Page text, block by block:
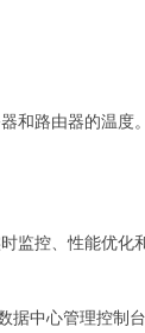
和路由器的温度
监控、性能优
据中心管理控制